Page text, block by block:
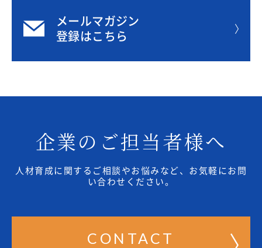
メールマガジン
登録はこちら
企業のご担当者様へ
人材育成に関するご相談やお悩みなど、お気軽にお問
い合わせください。
CONTACT